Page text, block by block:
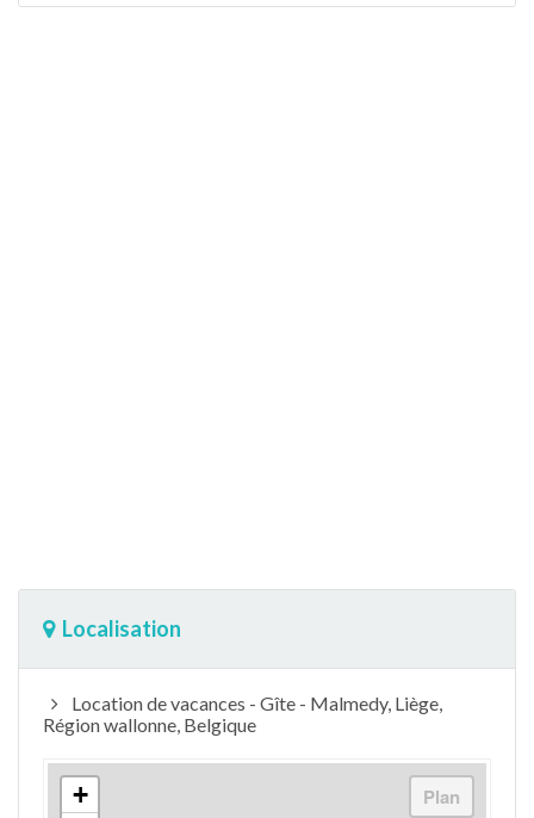
Localisation
Location de vacances - Gîte - Malmedy, Liège,
Région wallonne, Belgique
+